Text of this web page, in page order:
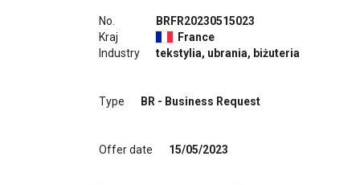
No.
Kraj
Industry
BRFR20230515023
France
tekstylia, ubrania, biżuteria
Type BR - Business Request
Offer date 15/05/2023